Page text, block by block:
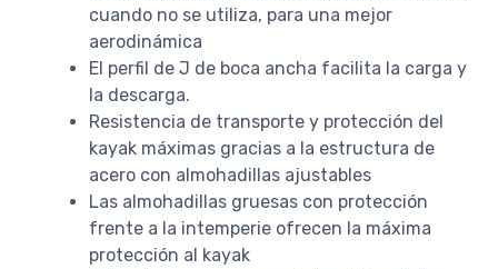
cuando no se utiliza, para una mejor
aerodinámica
El perfil de J de boca ancha facilita la carga y
la descarga.
Resistencia de transporte y protección del
kayak máximas gracias a la estructura de
acero con almohadillas ajustables
Las almohadillas gruesas con protección
frente a la intemperie ofrecen la máxima
protección al kayak